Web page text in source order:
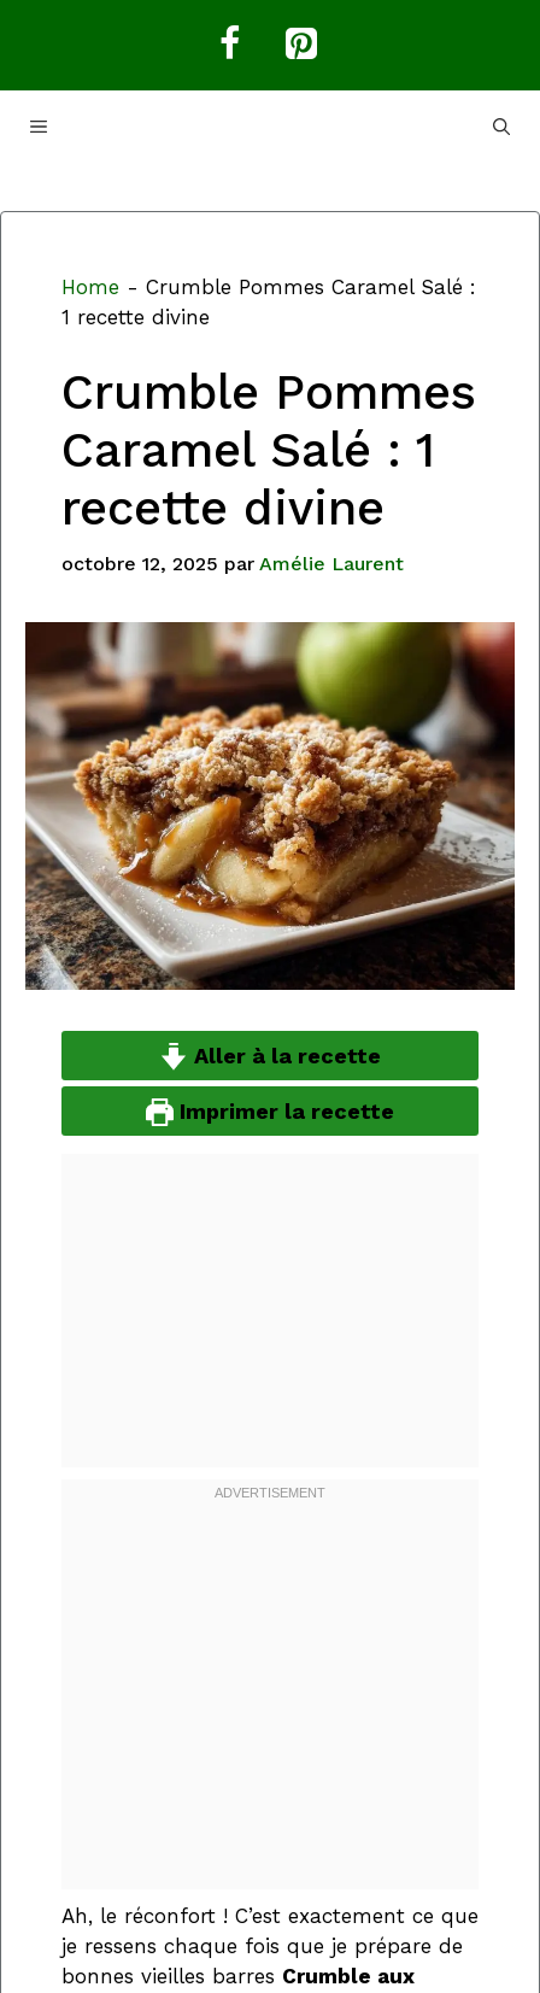
MENU
Home - Crumble Pommes Caramel Salé :
1 recette divine
Crumble Pommes
Caramel Salé : 1
recette divine
octobre 12, 2025 par Amélie Laurent
Aller à la recette
Imprimer la recette
Ah, le réconfort ! C’est exactement ce que
je ressens chaque fois que je prépare de
bonnes vieilles barres Crumble aux